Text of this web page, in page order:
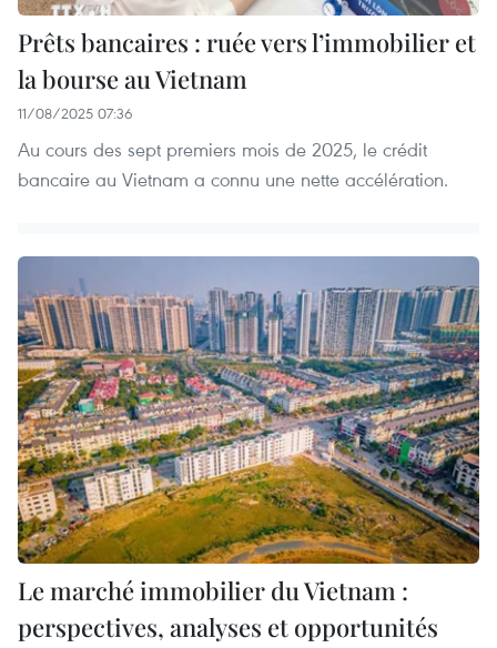
Prêts bancaires : ruée vers l’immobilier et
la bourse au Vietnam
11/08/2025 07:36
Au cours des sept premiers mois de 2025, le crédit
bancaire au Vietnam a connu une nette accélération.
Le marché immobilier du Vietnam :
perspectives, analyses et opportunités